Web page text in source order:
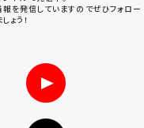
を発信していますのでぜひフォロー
ょう！